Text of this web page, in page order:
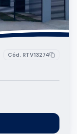
Cód. RTV13274